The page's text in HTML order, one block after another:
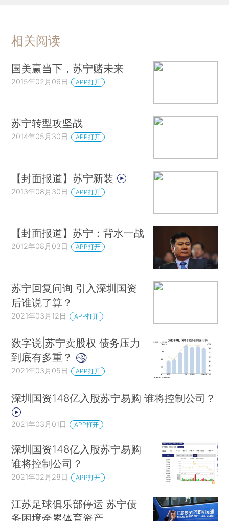
相关阅读
国美赢当下，苏宁赌未来
2015年02月06日 APP打开
苏宁转型攻坚战
2014年05月30日 APP打开
【封面报道】苏宁新装
2013年08月30日 APP打开
【封面报道】苏宁：背水一战
2012年08月03日 APP打开
苏宁回复问询 引入深圳国资
后谁说了算？
2021年03月12日 APP打开
数字说|苏宁卖股权 债务压力
到底有多重？
2021年03月05日 APP打开
深圳国资148亿入股苏宁易购 谁将控制公司？
2021年03月01日 APP打开
深圳国资148亿入股苏宁易购
谁将控制公司？
2021年02月28日 APP打开
江苏足球俱乐部停运 苏宁债
务困境牵累体育资产